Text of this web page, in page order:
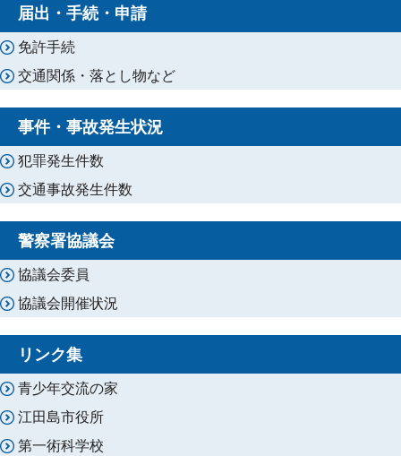
届出・手続・申請
免許手続
交通関係・落とし物など
事件・事故発生状況
犯罪発生件数
交通事故発生件数
警察署協議会
協議会委員
協議会開催状況
リンク集
青少年交流の家
江田島市役所
第一術科学校